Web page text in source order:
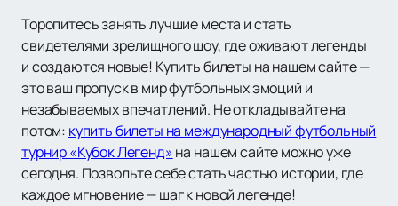
Торопитесь занять лучшие места и стать
свидетелями зрелищного шоу, где оживают легенды
и создаются новые! Купить билеты на нашем сайте —
это ваш пропуск в мир футбольных эмоций и
незабываемых впечатлений. Не откладывайте на
потом: купить билеты на международный футбольный
турнир «Кубок Легенд»на нашем сайте можно уже
сегодня. Позвольте себе стать частью истории, где
каждое мгновение — шаг к новой легенде!